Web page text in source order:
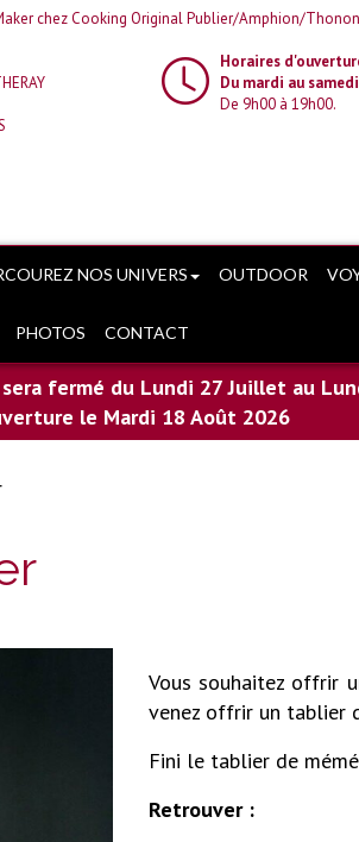
chez Cooking Original Publier/Amphion/Thonon
Horaires
Du mardi au
De 9h00 à 19h00.
NOS UNIVERS OUTDOOR
PHOTOS CONTACT
sera fermé du Lundi 27 Juillet au
le Mardi 18 Août 2026
Vous souhaitez offrir
venez offrir un tablier
Fini le tablier de
Retrouver :